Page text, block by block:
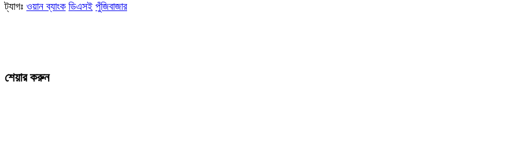
ট্যাগঃ ওয়ান ব্যাংক ডিএসই পুঁজিবাজার
শেয়ার করুন